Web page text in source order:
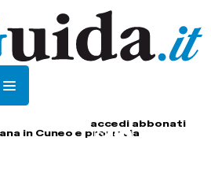
accedi abbonati
in Cuneo e provincia